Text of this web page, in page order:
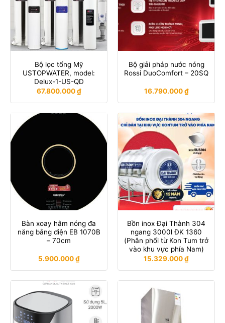
Bộ lọc tổng Mỹ
USTOPWATER, model:
Delux-1-US-QD
67.800.000₫
Bộ giải pháp nước nóng
Rossi DuoComfort – 20SQ
16.790.000₫
Bàn xoay hâm nóng đa
năng bằng điện EB 1070B
– 70cm
5.900.000₫
Bồn inox Đại Thành 304
ngang 3000l ĐK 1360
(Phân phối từ Kon Tum trở
vào khu vực phía Nam)
15.329.000₫